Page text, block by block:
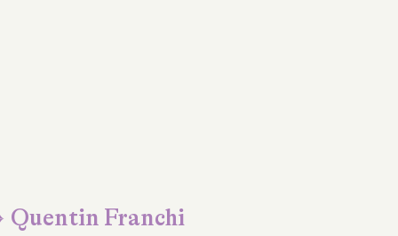
Quentin Franchi